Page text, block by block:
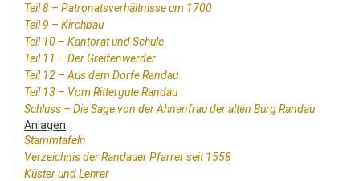
Teil 8 – Patronatsverhältnisse um 1700
Teil 9 – Kirchbau
Teil 10 – Kantorat und Schule
Teil 11 – Der Greifenwerder
Teil 12 – Aus dem Dorfe Randau
Teil 13 – Vom Rittergute Randau
Schluss – Die Sage von der Ahnenfrau der alten Burg Randau
Anlagen:
Stammtafeln
Verzeichnis der Randauer Pfarrer seit 1558
Küster und Lehrer